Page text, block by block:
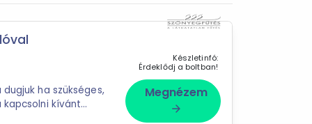
ha szükséges,
kívánt
Készletinfó:
Érdeklődj a boltban!
Megnézem
arrow_forward